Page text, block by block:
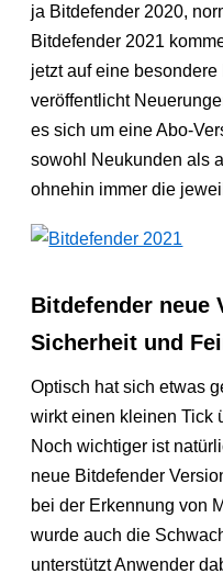
ja Bitdefender 2020,
Bitdefender 2021
jetzt auf eine
veröffentlicht
es sich um eine Abo-
sowohl Neukunden als
ohnehin immer die
Bitdefender neue
Sicherheit und
Optisch hat sich etwas
wirkt einen kleinen Tick
Noch wichtiger ist
neue Bitdefender
bei der Erkennung von
wurde auch die
unterstützt Anwender